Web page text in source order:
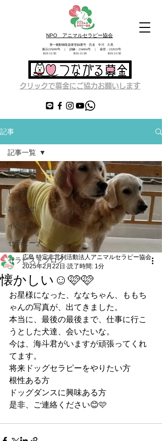
NPO アニマルセラピー協会
第一種動物取扱業登録番号 氏名 中川 久美
展示235009号 ｜ 訓練：234004号 ｜ 保管：232033号
​ R10.11/30 R10.11/30 R10.11/30
クリックで募金にご協力お願いします
記事
記事一覧
しつけ
お知らせ
イベント
セラピー犬
セラピストブログ
記事一覧
懐かしい☺️🩷🩷
広島 特定非営利活動法人アニマルセラピー協会
2025年2月22日 読了時間: 1分
お星様になった、ななちゃん、ももち
ゃんの写真が、出てきました。
本当に、最後の最後まで、仕事に行こ
うとした犬達、会いたいな。
今は、海斗君がいますが頑張ってくれ
てます。
将来ドッグセラピーをやりたい方
根性ある方
ドッグダンスに興味ある方
是非、ご連絡ください😊🩷